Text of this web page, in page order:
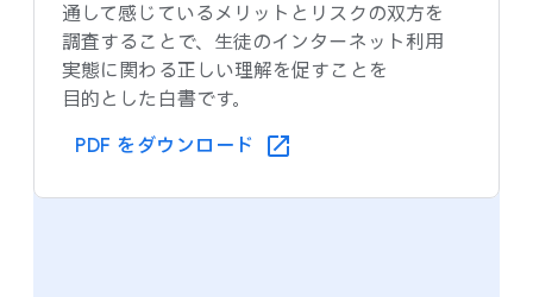
通して​感じている​メリットと​リスクの​双方を​
調査する​ことで、​生徒の​インターネット利用​
実態に​関わる​正しい​理解を​促す​ことを​
目的とした​白書です。
PDF を​ダウンロード